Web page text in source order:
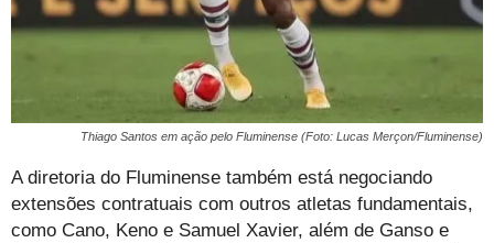
Thiago Santos em ação pelo Fluminense (Foto: Lucas Merçon/Fluminense)
A diretoria do Fluminense também está negociando
extensões contratuais com outros atletas fundamentais,
como Cano, Keno e Samuel Xavier, além de Ganso e